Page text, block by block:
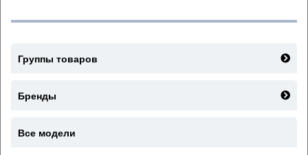
Группы товаров
Бренды
Все модели